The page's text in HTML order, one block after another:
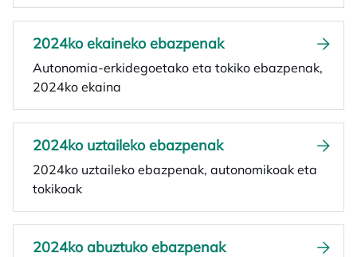
2024ko ekaineko ebazpenak
Autonomia-erkidegoetako eta tokiko ebazpenak,
2024ko ekaina
2024ko uztaileko ebazpenak
2024ko uztaileko ebazpenak, autonomikoak eta
tokikoak
2024ko abuztuko ebazpenak